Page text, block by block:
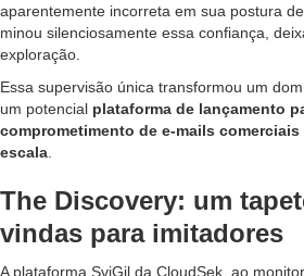
aparentemente incorreta em sua postura
minou silenciosamente essa confiança,
exploração.
Essa supervisão única transformou um
um potencial plataforma de lançamento
comprometimento de e-mails
escala
The Discovery: um
vindas para imitadores
A plataforma SviGil da CloudSek, ao